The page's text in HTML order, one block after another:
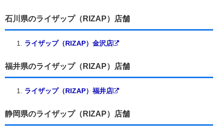
石川県のライザップ（RIZAP）店舗
ライザップ（RIZAP）金沢店
福井県のライザップ（RIZAP）店舗
ライザップ（RIZAP）福井店
静岡県のライザップ（RIZAP）店舗